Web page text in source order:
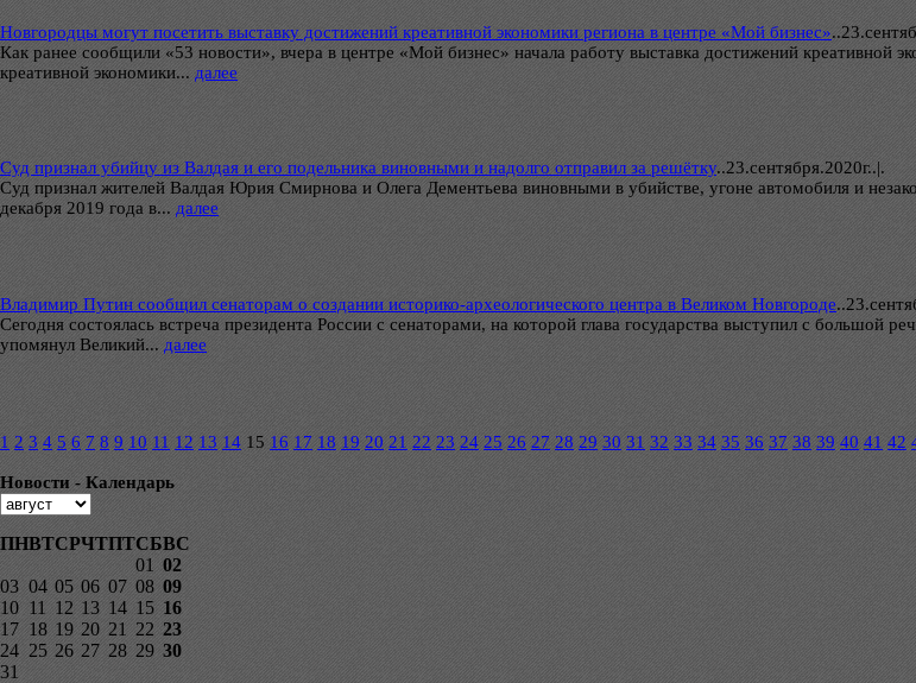
Новгородцы могут посетить выставку достижений креативной экономики региона в центре «Мой бизнес»..
Как ранее сообщили «53 новости», вчера в центре «Мой бизнес» начала работу выставка достижений креативной
креативной экономики... далее
Суд признал убийцу из Валдая и его подельника виновными и надолго отправил за решётку..23.сентября.2020г..|.
Суд признал жителей Валдая Юрия Смирнова и Олега Дементьева виновными в убийстве, угоне автомобиля и
декабря 2019 года в... далее
Владимир Путин сообщил сенаторам о создании историко-археологического центра в Великом Новгороде..
Сегодня состоялась встреча президента России с сенаторами, на которой глава государства выступил с
упомянул Великий... далее
1 2 3 4 5 6 7 8 9 10 11 12 13 14 15 16 17 18 19 20 21 22 23 24 25 26 27 28 29 30 31 32 33 34 35 36 37 38 39 40 41 42
Новости - Календарь
ПНВТСРЧТПТСБВС
01 02
03 04 05 06 07 08 09
10 11 12 13 14 15 16
17 18 19 20 21 22 23
24 25 26 27 28 29 30
31